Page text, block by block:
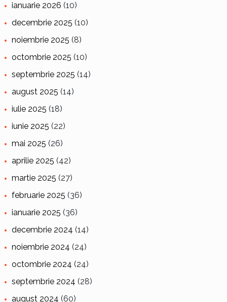
ianuarie 2026 (10)
decembrie 2025 (10)
noiembrie 2025 (8)
octombrie 2025 (10)
septembrie 2025 (14)
august 2025 (14)
iulie 2025 (18)
iunie 2025 (22)
mai 2025 (26)
aprilie 2025 (42)
martie 2025 (27)
februarie 2025 (36)
ianuarie 2025 (36)
decembrie 2024 (14)
noiembrie 2024 (24)
octombrie 2024 (24)
septembrie 2024 (28)
august 2024 (60)